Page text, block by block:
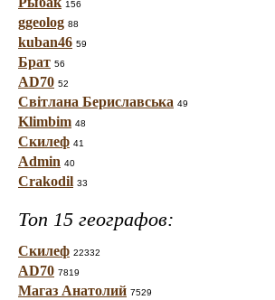
156
ggeolog 88
kuban46 59
Брат 56
AD70 52
Світлана Бериславська 49
Klimbim 48
Скилеф 41
Admin 40
Crakodil 33
Топ 15 географов:
Скилеф 22332
AD70 7819
Магаз Анатолий 7529